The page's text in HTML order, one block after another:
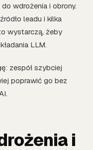
wdrożenia i obrony.
leadu i kilka
wystarczą, żeby
LLM.
zespół szybciej
poprawić go bez
i